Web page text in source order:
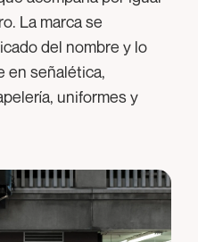
La marca se
del nombre y lo
en señalética,
uniformes y